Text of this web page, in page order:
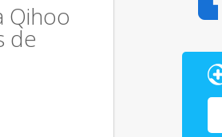
Qihoo
de